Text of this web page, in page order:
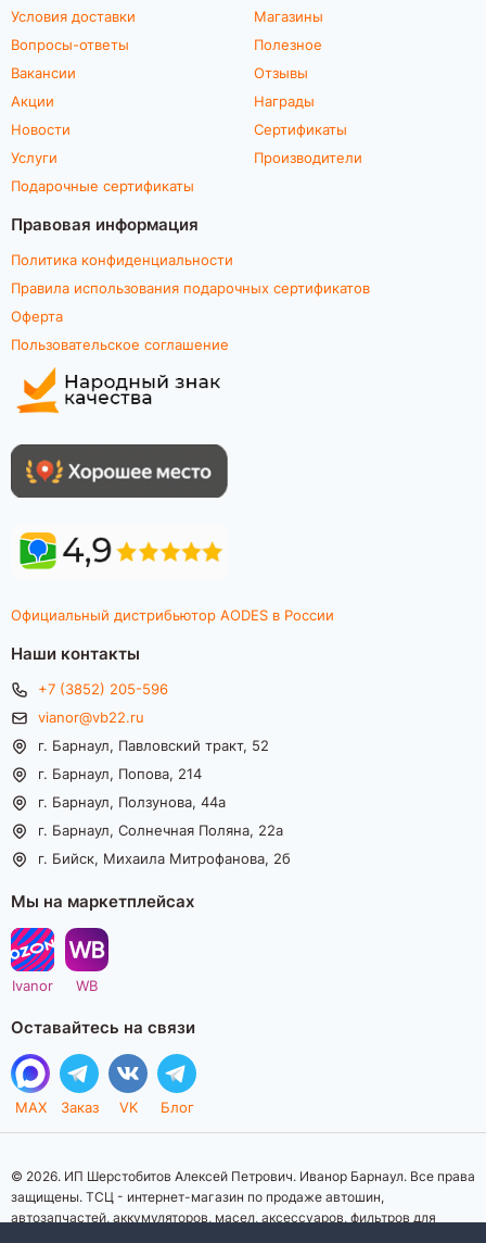
Условия доставки
Вопросы-ответы
Вакансии
Акции
Новости
Услуги
Подарочные сертификаты
Магазины
Полезное
Отзывы
Награды
Сертификаты
Производители
Правовая информация
Политика конфиденциальности
Правила использования подарочных сертификатов
Оферта
Пользовательское соглашение
Официальный дистрибьютор AODES в России
Наши контакты
+7 (3852) 205-596
vianor@vb22.ru
г. Барнаул, Павловский тракт, 52
г. Барнаул, Попова, 214
г. Барнаул, Ползунова, 44а
г. Барнаул, Солнечная Поляна, 22а
г. Бийск, Михаила Митрофанова, 2б
Мы на маркетплейсах
Ivanor WB
Оставайтесь на связи
MAX Заказ VK Блог
© 2026. ИП Шерстобитов Алексей Петрович. Иванор Барнаул. Все права
защищены. ТСЦ - интернет-магазин по продаже автошин,
автозапчастей, аккумуляторов, масел, аксессуаров, фильтров для